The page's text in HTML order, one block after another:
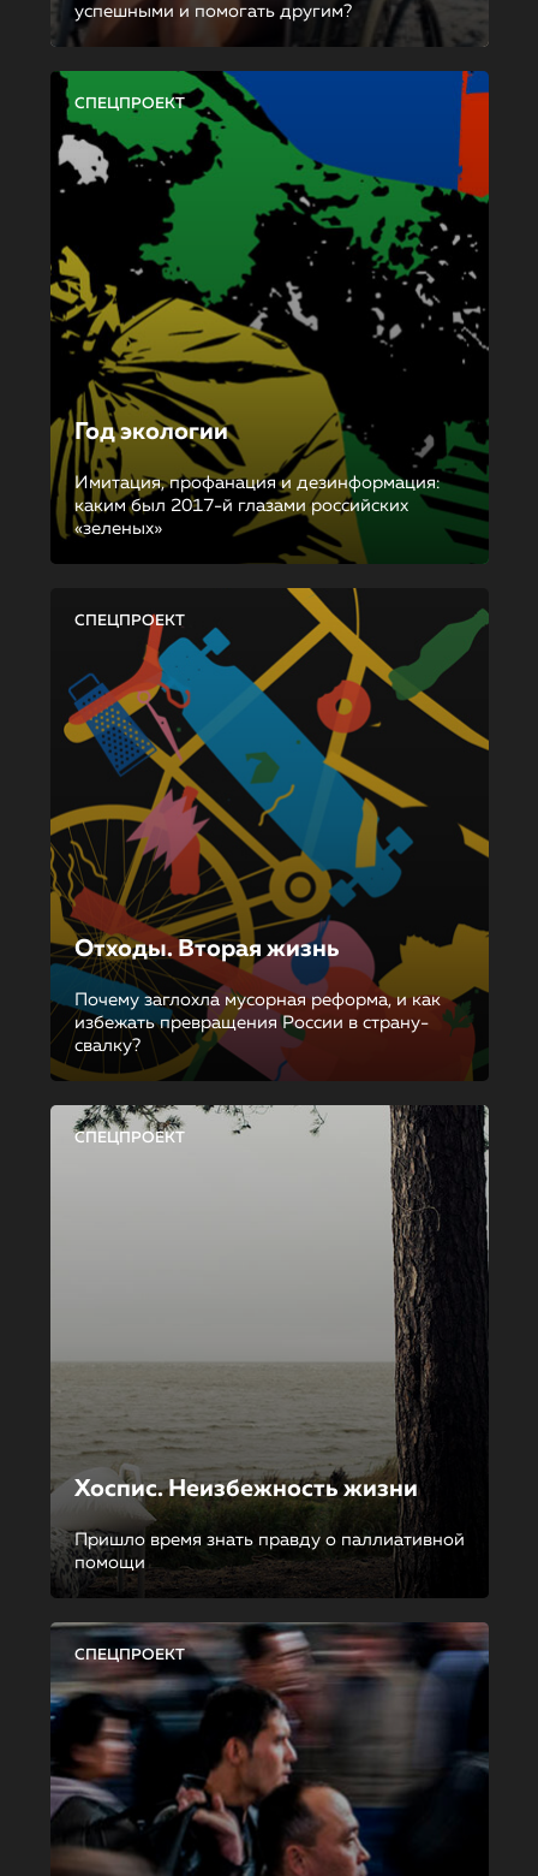
успешными и помогать другим?
СПЕЦПРОЕКТ
Год экологии
Имитация, профанация и дезинформация:
каким был 2017-й глазами российских
«зеленых»
СПЕЦПРОЕКТ
Отходы. Вторая жизнь
Почему заглохла мусорная реформа, и как
избежать превращения России в страну-
свалку?
СПЕЦПРОЕКТ
Хоспис. Неизбежность жизни
Пришло время знать правду о паллиативной
помощи
СПЕЦПРОЕКТ